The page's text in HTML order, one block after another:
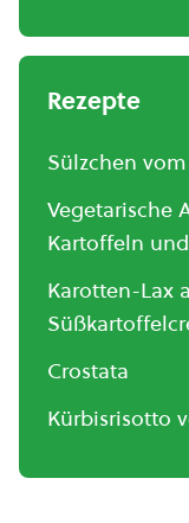
Rezepte
Sülzchen
Vegetarische
Kartoffeln
Karotten-Lax
Crostata
Kürbisrisotto